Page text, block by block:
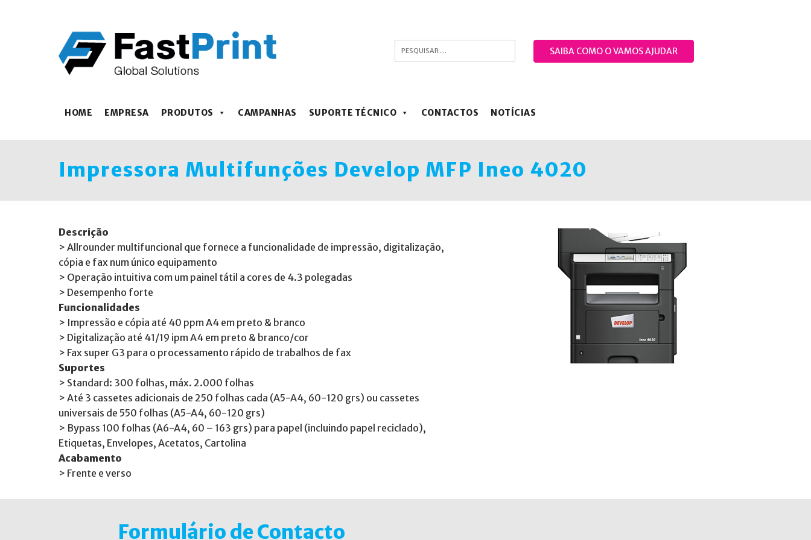
SAIBA COMO O VAMOS AJUDAR
HOME EMPRESA PRODUTOS CAMPANHAS SUPORTE TÉCNICO CONTACTOS NOTÍCIAS
Impressora Multifunções Develop MFP Ineo 4020
Descrição
> Allrounder multifuncional que fornece a funcionalidade de impressão, digitalização,
cópia e fax num único equipamento
> Operação intuitiva com um painel tátil a cores de 4.3 polegadas
> Desempenho forte
Funcionalidades
> Impressão e cópia até 40 ppm A4 em preto & branco
> Digitalização até 41/19 ipm A4 em preto & branco/cor
> Fax super G3 para o processamento rápido de trabalhos de fax
Suportes
> Standard: 300 folhas, máx. 2.000 folhas
> Até 3 cassetes adicionais de 250 folhas cada (A5-A4, 60-120 grs) ou cassetes
universais de 550 folhas (A5-A4, 60-120 grs)
> Bypass 100 folhas (A6-A4, 60 – 163 grs) para papel (incluindo papel reciclado),
Etiquetas, Envelopes, Acetatos, Cartolina
Acabamento
> Frente e verso
Formulário de Contacto